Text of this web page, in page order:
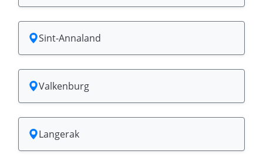
Sint-Annaland
Valkenburg
Langerak